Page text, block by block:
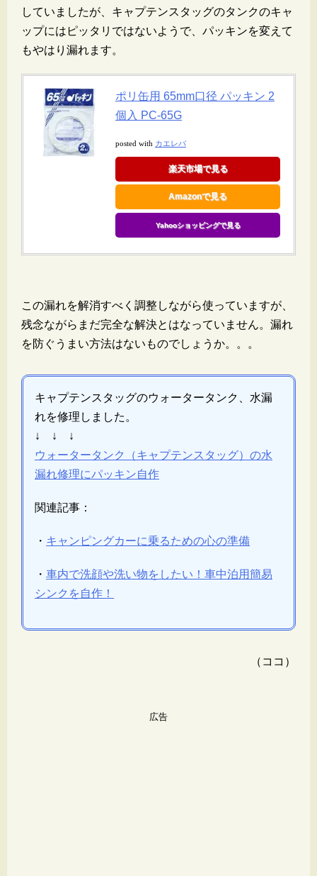
していましたが、キャプテンスタッグのタンクのキャ
ップにはピッタリではないようで、パッキンを変えて
もやはり漏れます。
ポリ缶用 65mm口径 パッキン 2
個入 PC-65G
posted with カエレバ
楽天市場で見る
Amazonで見る
Yahooショッピングで見る
この漏れを解消すべく調整しながら使っていますが、
残念ながらまだ完全な解決とはなっていません。漏れ
を防ぐうまい方法はないものでしょうか。。。
キャプテンスタッグのウォータータンク、水漏
れを修理しました。
↓ ↓ ↓
ウォータータンク（キャプテンスタッグ）の水
漏れ修理にパッキン自作
関連記事：
・ キャンピングカーに乗るための心の準備
・ 車内で洗顔や洗い物をしたい！車中泊用簡易
シンクを自作！
（ココ）
広告